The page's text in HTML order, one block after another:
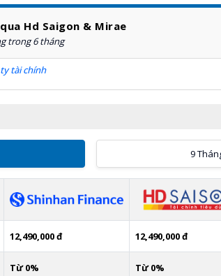
Hd Saigon & Mirae
trong 6 tháng
tài chính
9
12,490,000 đ 12,490,000 đ
Từ 0% Từ 0%